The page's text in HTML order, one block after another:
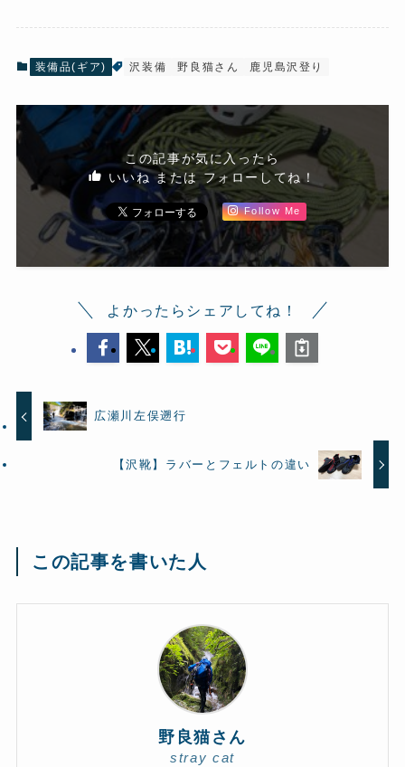
装備品(ギア) 沢装備 野良猫さん 鹿児島沢登り
この記事が気に入ったら
いいね または フォローしてね！
Follow Me
よかったらシェアしてね！
広瀬川左俣遡行
【沢靴】ラバーとフェルトの違い
この記事を書いた人
野良猫さん
stray cat